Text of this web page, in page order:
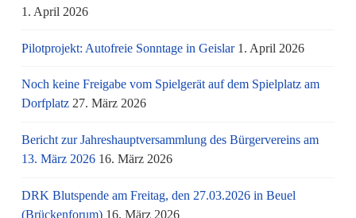
1. April 2026
Pilotprojekt: Autofreie Sonntage in Geislar 1. April 2026
Noch keine Freigabe vom Spielgerät auf dem Spielplatz am
Dorfplatz 27. März 2026
Bericht zur Jahreshauptversammlung des Bürgervereins am
13. März 2026 16. März 2026
DRK Blutspende am Freitag, den 27.03.2026 in Beuel
(Brückenforum) 16. März 2026